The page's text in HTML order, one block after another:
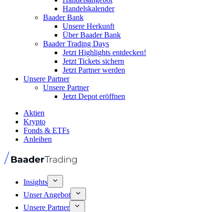
Handelskalender
Baader Bank
Unsere Herkunft
Über Baader Bank
Baader Trading Days
Jetzt Highlights entdecken!
Jetzt Tickets sichern
Jetzt Partner werden
Unsere Partner
Unsere Partner
Jetzt Depot eröffnen
Aktien
Krypto
Fonds & ETFs
Anleihen
Insights
Unser Angebot
Unsere Partner